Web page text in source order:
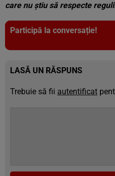
care nu știu să respecte
Participă la conversație!
LASĂ UN RĂSPUNS
Trebuie să fii autentificat